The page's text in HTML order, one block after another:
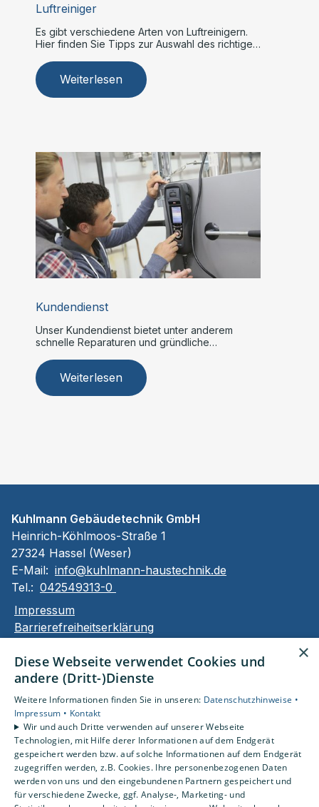
Luftreiniger
Es gibt verschiedene Arten von Luftreinigern.
Hier finden Sie Tipps zur Auswahl des richtigen
Weiterlesen
Kundendienst
Unser Kundendienst bietet unter anderem
schnelle Reparaturen und gründliche
Weiterlesen
Kuhlmann Gebäudetechnik GmbH
Heinrich-Köhlmoos-Straße 1
27324 Hassel (Weser)
E-Mail: info@kuhlmann-haustechnik.de
Tel.: 042549313-0
Impressum
Barrierefreiheitserklärung
AGB
Unsere Bereiche
Privatkunden
Karriere
Unternehmen
Kontakt
×
Diese Webseite verwendet Cookies und
andere (Dritt-)Dienste
Weitere Informationen finden Sie in unseren: Datenschutzhinweise •
Impressum • Kontakt
Wir und auch Dritte verwenden auf unserer Webseite
Technologien, mit Hilfe derer Informationen auf dem Endgerät
gespeichert werden bzw. auf solche Informationen auf dem Endgerät
zugegriffen werden, z.B. Cookies. Ihre personenbezogenen Daten
werden von uns und den eingebundenen Partnern gespeichert und
für verschiedene Zwecke, ggf. Analyse-, Marketing- und